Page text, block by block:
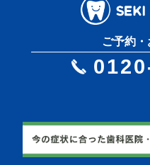
ご予約